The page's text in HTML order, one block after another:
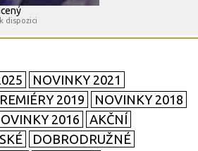
dispozici
NOVINKY 2021
2019
NOVINKY 2018
2016
AKČNÍ
DOBRODRUŽNÉ